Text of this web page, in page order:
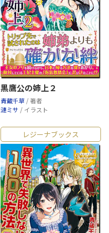
黒鷹公の姉上２
青蔵千草 / 著者
漣ミサ / イラスト
レジーナブックス